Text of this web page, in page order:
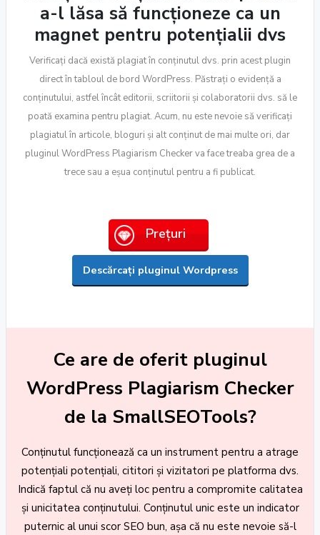
a-l lăsa să funcționeze ca un
magnet pentru potențialii dvs
Verificați dacă există plagiat în conținutul dvs. prin acest plugin
direct în tabloul de bord WordPress. Păstrați o evidență a
conținutului, astfel încât editorii, scriitorii și colaboratorii dvs. să le
poată examina pentru plagiat. Acum, nu este nevoie să verificați
plagiatul în articole, bloguri și alt conținut de mai multe ori, dar
pluginul WordPress Plagiarism Checker va face treaba grea de a
trece sau a eșua conținutul pentru a fi publicat.
Prețuri
Descărcați pluginul Wordpress
Ce are de oferit pluginul
WordPress Plagiarism Checker
de la SmallSEOTools?
Conținutul funcționează ca un instrument pentru a atrage
potențiali potențiali, cititori și vizitatori pe platforma dvs.
Indică faptul că nu aveți loc pentru a compromite calitatea
și unicitatea conținutului. Conținutul unic este un indicator
puternic al unui scor SEO bun, așa că nu este nevoie să-l